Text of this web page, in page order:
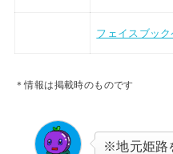
フェイスブック
＊情報は掲載時のものです
※地元姫路